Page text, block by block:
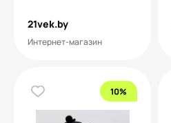
21vek.by
Интернет-магазин
10%